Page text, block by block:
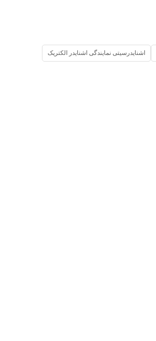
اشنایدرسیتی نمایندگی اشنایدر الکتریک